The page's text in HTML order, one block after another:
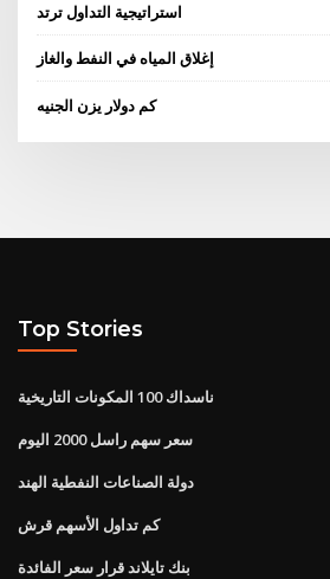
استراتيجية التداول ترتد
إغلاق المياه في النفط والغاز
كم دولار يزن الجنيه
Top Stories
ناسداك 100 المكونات التاريخية
سعر سهم راسل 2000 اليوم
دولة الصناعات النفطية الهند
كم تداول الأسهم قرش
بنك تايلاند قرار سعر الفائدة